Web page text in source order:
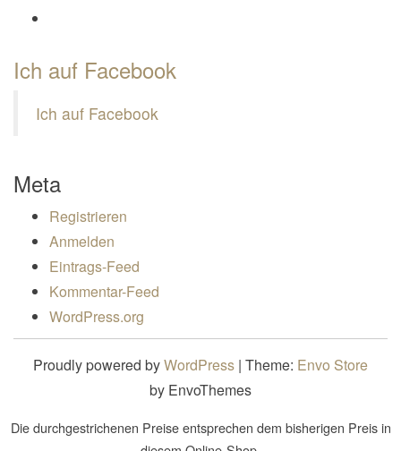
Ich auf Facebook
Ich auf Facebook
Meta
Registrieren
Anmelden
Eintrags-Feed
Kommentar-Feed
WordPress.org
Proudly powered byWordPress | Theme: Envo Store
by EnvoThemes
Die durchgestrichenen Preise entsprechen dem bisherigen Preis in